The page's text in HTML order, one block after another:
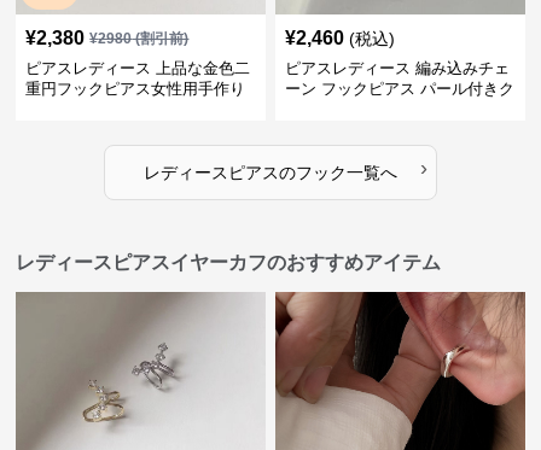
¥2,380 ¥2980(割引前)
ピアスレディース 上品な金色二
重円フックピアス女性用手作り
¥2,460 (税込)
ピアスレディース 編み込みチェ
ーン フックピアス パール付きク
レディースピアスのフック一覧へ ›
レディースピアスイヤーカフのおすすめアイテム